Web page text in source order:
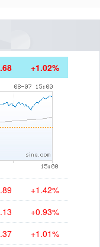
+1.02%
+1.42%
+0.93%
+1.01%